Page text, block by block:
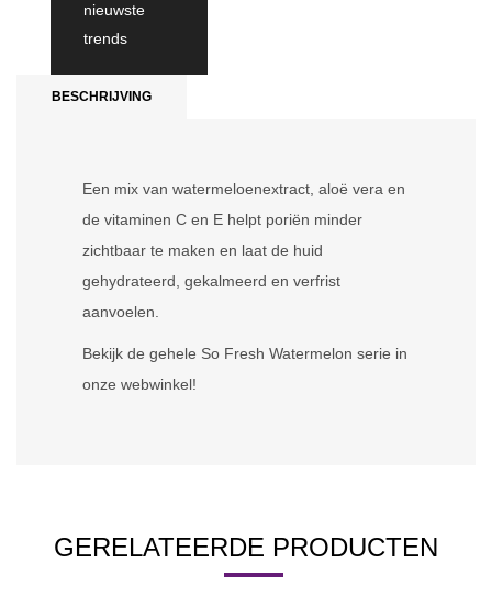
nieuwste
trends
BESCHRIJVING
Een mix van watermeloenextract, aloë vera en
de vitaminen C en E helpt poriën minder
zichtbaar te maken en laat de huid
gehydrateerd, gekalmeerd en verfrist
aanvoelen.
Bekijk de gehele So Fresh Watermelon serie in
onze webwinkel!
GERELATEERDE PRODUCTEN